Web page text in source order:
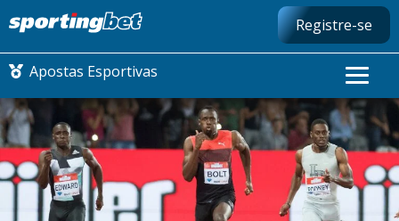
Registre-se
Apostas Esportivas
CONMEBOL LIBERTADORES
FUTEBOL NACIONAL